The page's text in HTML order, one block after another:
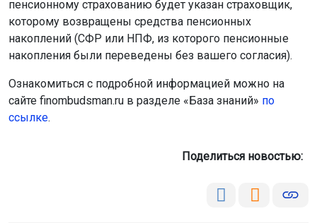
пенсионному страхованию будет указан страховщик,
которому возвращены средства пенсионных
накоплений (СФР или НПФ, из которого пенсионные
накопления были переведены без вашего согласия).
Ознакомиться с подробной информацией можно на
сайте finombudsman.ru в разделе «База знаний» по
ссылке.
Поделиться новостью: